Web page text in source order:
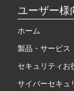
ユーザー様
ホーム
製品・サービス
セキュリティお
サイバーセキュ